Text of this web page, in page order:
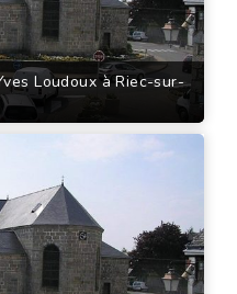
Loudoux à Riec-sur-